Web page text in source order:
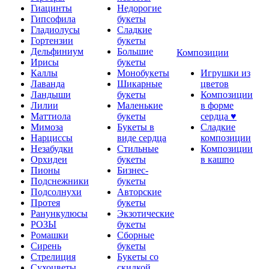
Гиацинты
Гипсофила
Гладиолусы
Гортензии
Дельфиниум
Ирисы
Каллы
Лаванда
Ландыши
Лилии
Маттиола
Мимоза
Нарциссы
Незабудки
Орхидеи
Пионы
Подснежники
Подсолнухи
Протея
Ранункулюсы
РОЗЫ
Ромашки
Сирень
Стрелиция
Недорогие
букеты
Сладкие
букеты
Большие
букеты
Монобукеты
Шикарные
букеты
Маленькие
букеты
Букеты в
виде сердца
Стильные
букеты
Бизнес-
букеты
Авторские
букеты
Экзотические
букеты
Сборные
букеты
Букеты со
Композиции
Игрушки из
цветов
Композиции
в форме
сердца ♥
Сладкие
композиции
Композиции
в кашпо